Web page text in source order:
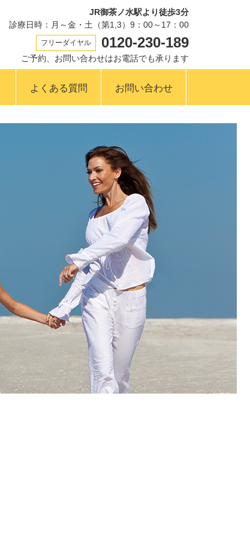
JR御茶ノ水駅より徒歩3分
診療日時：月～金・土（第1,3）9：00～17：00
フリーダイヤル 0120-230-189
ご予約、お問い合わせはお電話でも承ります
よくある質問 お問い合わせ